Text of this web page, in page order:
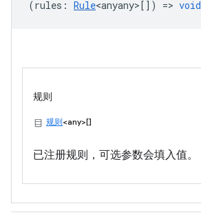
(rules : Rule<anyany> []) => void
规则
规则<any>[]
已注册规则，可选参数会填入值。